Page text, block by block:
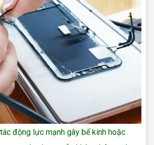
động lực mạnh gây bể kính hoặc